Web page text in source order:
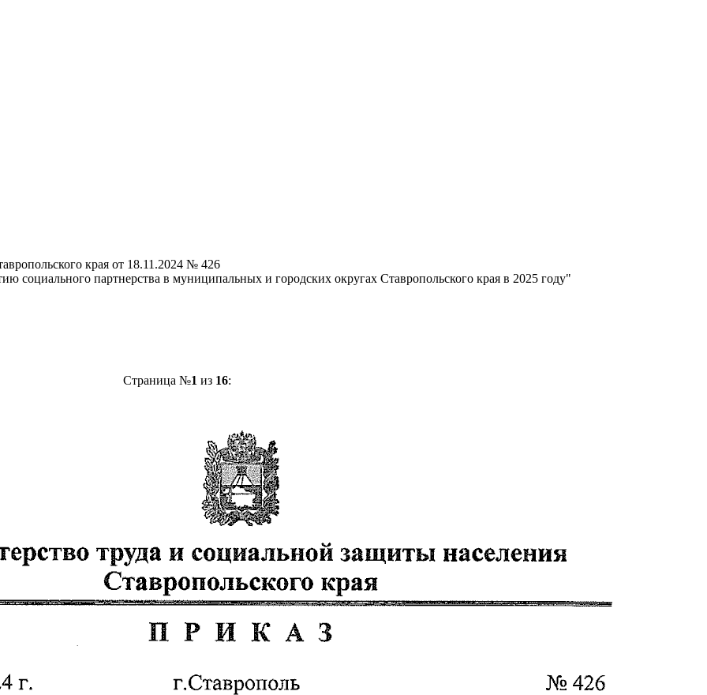
края от 18.11.2024 № 426
социального партнерства в муниципальных и городских округах Ставропольского края в 2025 году"
Страница №1 из 16: